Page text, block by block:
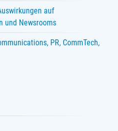
auf
und Newsrooms
PR, CommTech,